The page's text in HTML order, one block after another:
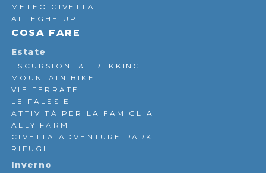
METEO CIVETTA
ALLEGHE UP
COSA FARE
Estate
ESCURSIONI & TREKKING
MOUNTAIN BIKE
VIE FERRATE
LE FALESIE
ATTIVITÀ PER LA FAMIGLIA
ALLY FARM
CIVETTA ADVENTURE PARK
RIFUGI
Inverno